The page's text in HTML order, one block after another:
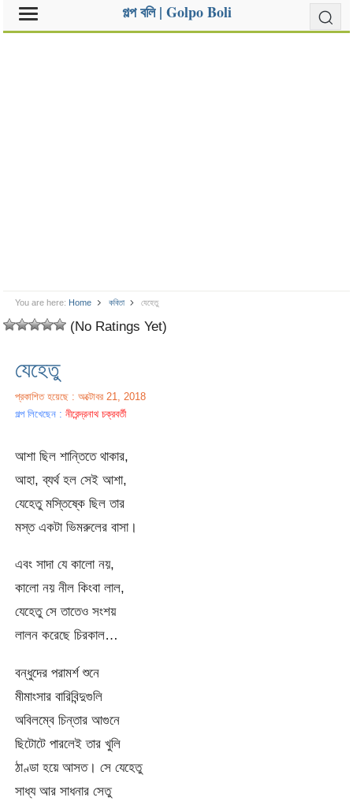
গল্প বলি | Golpo Boli
You are here: Home কবিতা যেহেতু
(No Ratings Yet)
যেহেতু
প্রকাশিত হয়েছে : অক্টোবর 21, 2018
গল্প লিখেছেন :নীরেন্দ্রনাথ চক্রবর্তী
আশা ছিল শান্তিতে থাকার,
আহা, ব্যর্থ হল সেই আশা,
যেহেতু মস্তিষ্কে ছিল তার
মস্ত একটা ভিমরুলের বাসা।
এবং সাদা যে কালো নয়,
কালো নয় নীল কিংবা লাল,
যেহেতু সে তাতেও সংশয়
লালন করেছে চিরকাল…
বন্ধুদের পরামর্শ শুনে
মীমাংসার বারিবিন্দুগুলি
অবিলম্বে চিন্তার আগুনে
ছিটোটে পারলেই তার খুলি
ঠাণ্ডা হয়ে আসত। সে যেহেতু
সাধ্য আর সাধনার সেতু